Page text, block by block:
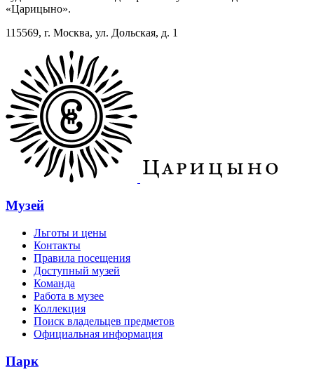
«Царицыно».
115569, г. Москва, ул. Дольская, д. 1
Музей
Льготы и цены
Контакты
Правила посещения
Доступный музей
Команда
Работа в музее
Коллекция
Поиск владельцев предметов
Официальная информация
Парк